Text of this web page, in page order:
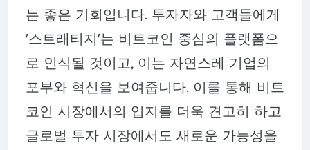
는 좋은 기회입니다. 투자자와 고객들에게
'스트래티지'는 비트코인 중심의 플랫폼으
로 인식될 것이고, 이는 자연스레 기업의
포부와 혁신을 보여줍니다. 이를 통해 비트
코인 시장에서의 입지를 더욱 견고히 하고
글로벌 투자 시장에서도 새로운 가능성을